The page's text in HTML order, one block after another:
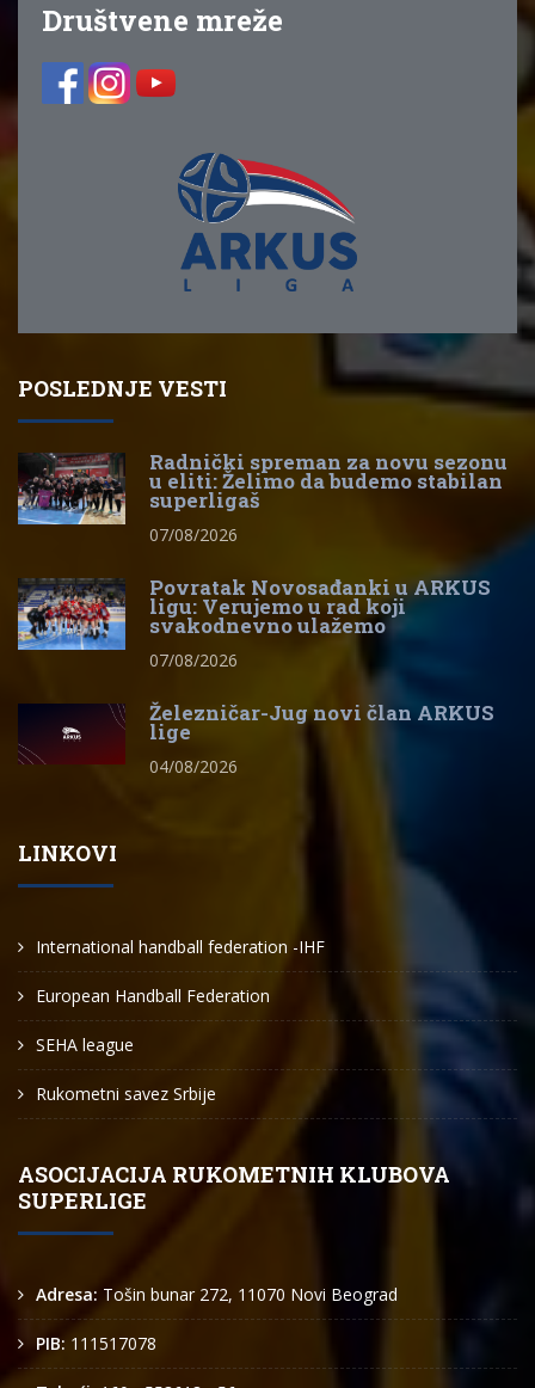
Društvene mreže
POSLEDNJE VESTI
Radnički spreman za novu sezonu
u eliti: Želimo da budemo stabilan
superligaš
07/08/2026
Povratak Novosađanki u ARKUS
ligu: Verujemo u rad koji
svakodnevno ulažemo
07/08/2026
Železničar-Jug novi član ARKUS
lige
04/08/2026
LINKOVI
International handball federation -IHF
European Handball Federation
SEHA league
Rukometni savez Srbije
ASOCIJACIJA RUKOMETNIH KLUBOVA
SUPERLIGE
Adresa: Tošin bunar 272, 11070 Novi Beograd
PIB: 111517078